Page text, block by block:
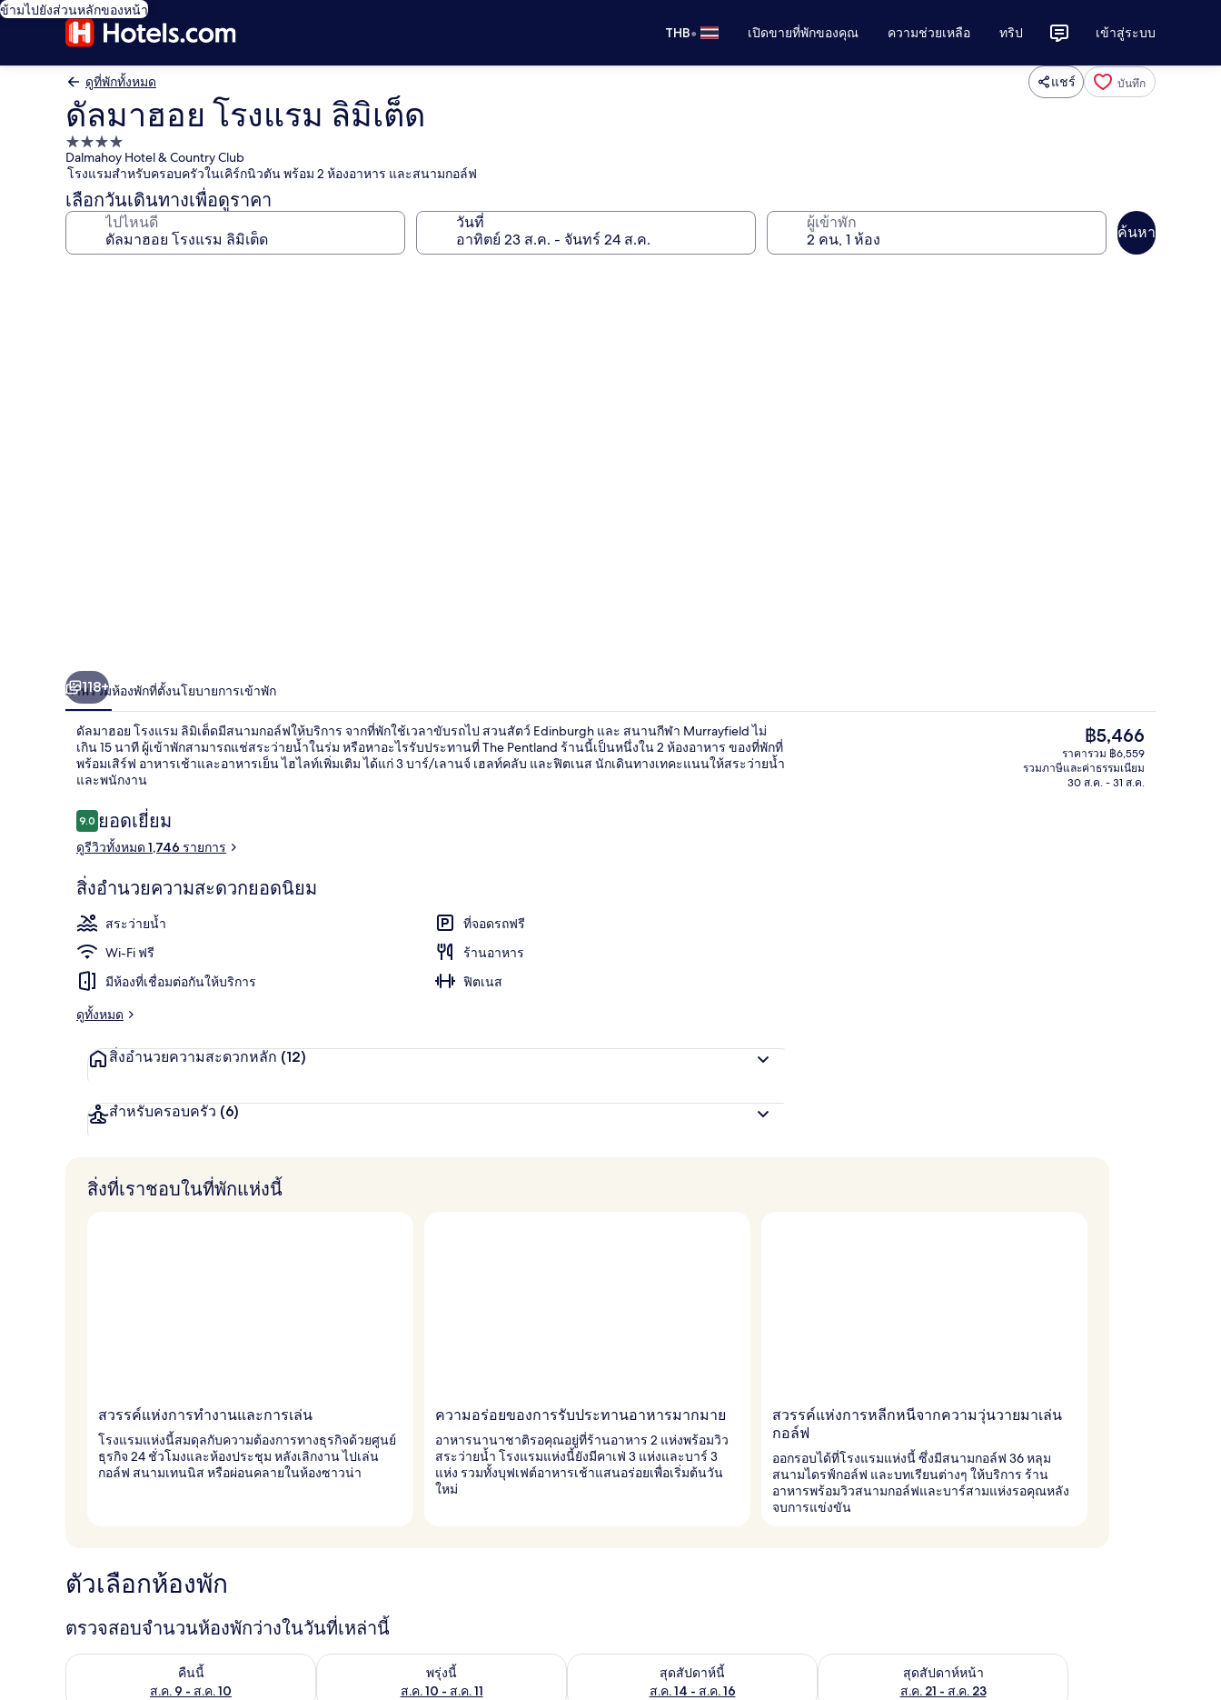
ข้ามไปยังส่วนหลักของหน้า
THB• เปิดขายที่พักของคุณ ความช่วยเหลือ ทริป เข้าสู่ระบบ
ดูที่พักทั้งหมด แชร์ บันทึก
ดัลมาฮอย โรงแรม ลิมิเต็ด
ที่พัก
4.0
ดาว
Dalmahoy Hotel & Country Club
โรงแรมสำหรับครอบครัวในเคิร์กนิวตัน พร้อม 2 ห้องอาหาร และสนามกอล์ฟ
เลือกวันเดินทางเพื่อดูราคา
ไปไหนดี วันที่ ผู้เข้าพัก
ค้นหา
3 บาร์/เลานจ์
118+
ภาพรวมห้องพักที่ตั้งนโยบายการเข้าพัก
ดัลมาฮอย โรงแรม ลิมิเต็ดมีสนามกอล์ฟให้บริการ จากที่พักใช้เวลาขับรถไป สวนสัตว์ Edinburgh และ สนานกีฬา Murrayfield ไม่
เกิน 15 นาที ผู้เข้าพักสามารถแช่สระว่ายน้ำในร่ม หรือหาอะไรรับประทานที่ The Pentland ร้านนี้เป็นหนึ่งใน 2 ห้องอาหาร ของที่พักที่
พร้อมเสิร์ฟ อาหารเช้าและอาหารเย็น ไฮไลท์เพิ่มเติม ได้แก่ 3 บาร์/เลานจ์ เฮลท์คลับ และฟิตเนส นักเดินทางเทคะแนนให้สระว่ายน้ำ
และพนักงาน
รีวิว
9.09.0 จาก 10
ยอดเยี่ยม
ดูรีวิวทั้งหมด 1,746 รายการ
สิ่งอำนวยความสะดวกยอดนิยม
สระว่ายน้ำ
ที่จอดรถฟรี
Wi-Fi ฟรี
ร้านอาหาร
มีห้องที่เชื่อมต่อกันให้บริการ
ฟิตเนส
ดูทั้งหมด
สิ่งอำนวยความสะดวกหลัก (12)
สำหรับครอบครัว (6)
ราคา
ปัจจุบัน
฿5,466
฿5,466
ราคารวม ฿6,559
รวมภาษีและค่าธรรมเนียม
30 ส.ค. - 31 ส.ค.
สิ่งที่เราชอบในที่พักแห่งนี้
สวรรค์แห่งการทำงานและการเล่น
โรงแรมแห่งนี้สมดุลกับความต้องการทางธุรกิจด้วยศูนย์
ธุรกิจ 24 ชั่วโมงและห้องประชุม หลังเลิกงาน ไปเล่น
กอล์ฟ สนามเทนนิส หรือผ่อนคลายในห้องซาวน่า
ความอร่อยของการรับประทานอาหารมากมาย
อาหารนานาชาติรอคุณอยู่ที่ร้านอาหาร 2 แห่งพร้อมวิว
สระว่ายน้ำ โรงแรมแห่งนี้ยังมีคาเฟ่ 3 แห่งและบาร์ 3
แห่ง รวมทั้งบุฟเฟต์อาหารเช้าแสนอร่อยเพื่อเริ่มต้นวัน
ใหม่
สวรรค์แห่งการหลีกหนีจากความวุ่นวายมาเล่น
กอล์ฟ
ออกรอบได้ที่โรงแรมแห่งนี้ ซึ่งมีสนามกอล์ฟ 36 หลุม
สนามไดรฟ์กอล์ฟ และบทเรียนต่างๆ ให้บริการ ร้าน
อาหารพร้อมวิวสนามกอล์ฟและบาร์สามแห่งรอคุณหลัง
จบการแข่งขัน
ตัวเลือกห้องพัก
ตรวจสอบจำนวนห้องพักว่างในวันที่เหล่านี้
คืนนี้
ส.ค. 9 - ส.ค. 10
ตรวจสอบจำนวนห้องพักว่างในคืนนี้ ส.ค. 9 - ส.ค. 10
พรุ่งนี้
ส.ค. 10 - ส.ค. 11
ตรวจสอบจำนวนห้องพักว่างในพรุ่งนี้ ส.ค. 10 - ส.ค. 11
สุดสัปดาห์นี้
ส.ค. 14 - ส.ค. 16
ตรวจสอบจำนวนห้องพักว่างในสุดสัปดาห์นี้ ส.ค. 14 - ส.ค. 16สุดสัปดาห์หน้า
ส.ค. 21 - ส.ค. 23
ตรวจสอบจำนวนห้องพักว่างในสุดสัปดาห์หน้า ส.ค. 21 - ส.ค. 23